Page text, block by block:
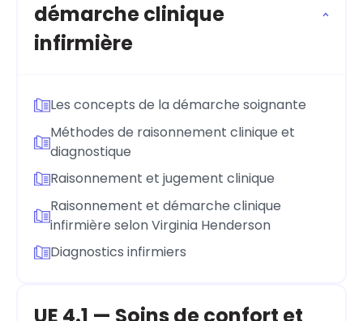
démarche clinique
infirmière
Les concepts de la démarche soignante
Méthodes de raisonnement clinique et
diagnostique
Raisonnement et jugement clinique
Raisonnement et démarche clinique
infirmière selon Virginia Henderson
Diagnostics infirmiers